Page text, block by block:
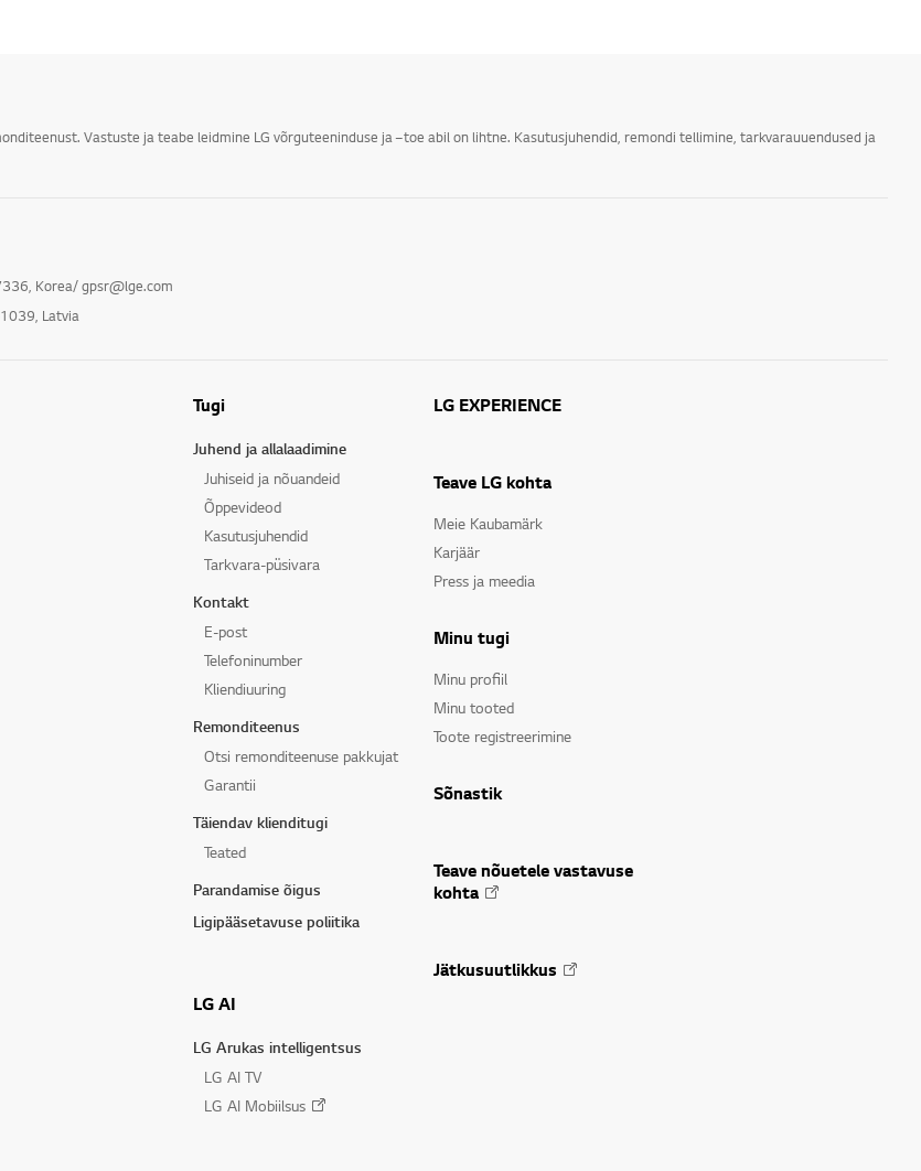
Vastuste ja teabe leidmine LG võrguteeninduse ja –toe abil on lihtne. Kasutusjuhendid, remondi tellimine, tarkvarauuendused ja
Korea/ gpsr@lge.com
Latvia
Tugi
Juhend ja allalaadimine
Juhiseid ja nõuandeid
Õppevideod
Kasutusjuhendid
Tarkvara-püsivara
Kontakt
E-post
Telefoninumber
Kliendiuuring
Remonditeenus
Otsi remonditeenuse pakkujat
Garantii
Täiendav klienditugi
Teated
Parandamise õigus
Ligipääsetavuse poliitika
LG AI
LG Arukas intelligentsus
LG AI TV
LG AI Mobiilsus
LG EXPERIENCE
Teave LG kohta
Meie Kaubamärk
Karjäär
Press ja meedia
Minu tugi
Minu profiil
Minu tooted
Toote registreerimine
Sõnastik
Teave nõuetele vastavuse
kohta
Jätkusuutlikkus